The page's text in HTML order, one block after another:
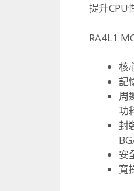
提升CPU
RA4L1
核
記
周
功
封
安
寬